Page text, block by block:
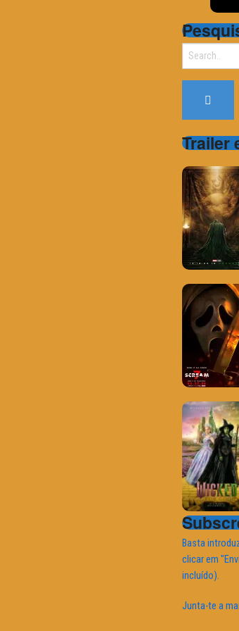
Search
Trailer
Basta
clicar em
incluído).
Junta-te a